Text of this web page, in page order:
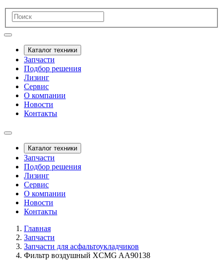
Каталог техники
Запчасти
Подбор решения
Лизинг
Сервис
О компании
Новости
Контакты
Каталог техники
Запчасти
Подбор решения
Лизинг
Сервис
О компании
Новости
Контакты
Главная
Запчасти
Запчасти для асфальтоукладчиков
Фильтр воздушный XCMG AA90138